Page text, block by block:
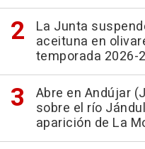
La Junta
aceituna en
temporada 2026-
Abre en Andújar
sobre el río
aparición de La